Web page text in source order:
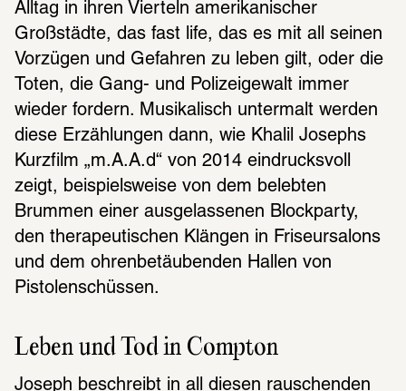
Alltag in ihren Vierteln amerikanischer
Großstädte, das fast life, das es mit all seinen
Vorzügen und Gefahren zu leben gilt, oder die
Toten, die Gang- und Polizeigewalt immer
wieder fordern. Musikalisch untermalt werden
diese Erzählungen dann, wie Khalil Josephs
Kurzfilm „m.A.A.d“ von 2014 eindrucksvoll
zeigt, beispielsweise von dem belebten
Brummen einer ausgelassenen Blockparty,
den therapeutischen Klängen in Friseursalons
und dem ohrenbetäubenden Hallen von
Pistolenschüssen.
Leben und Tod in Compton
Joseph beschreibt in all diesen rauschenden